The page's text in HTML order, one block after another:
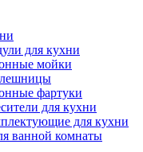
для кухни
мойки
фартуки
для кухни
для кухни
ванной комнаты